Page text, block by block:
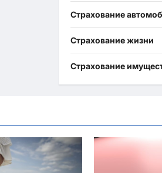
Страхование
Страхование жизни
Страхование